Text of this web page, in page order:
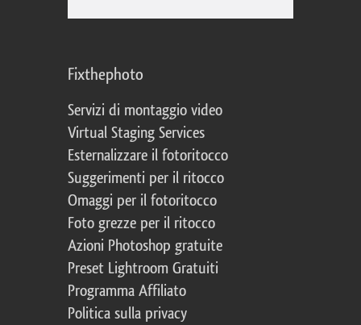
Fixthephoto
Servizi di montaggio video
Virtual Staging Services
Esternalizzare il fotoritocco
Suggerimenti per il ritocco
Omaggi per il fotoritocco
Foto grezze per il ritocco
Azioni Photoshop gratuite
Preset Lightroom Gratuiti
Programma Affiliato
Politica sulla privacy